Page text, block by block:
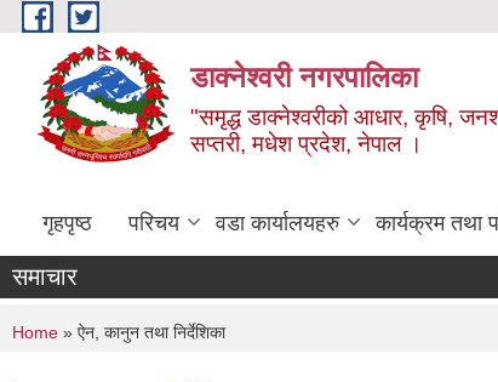
Skip to main content
डाक्नेश्वरी नगरपालिका
"समृद्ध डाक्नेश्वरीको आधार, कृषि,
सप्तरी, मधेश प्रदेश, नेपाल ।
गृहपृष्ठ परिचय वडा कार्यालयहरु कार्यक्रम तथा
समाचार
You are here
Home » ऐन, कानुन तथा निर्देशिका